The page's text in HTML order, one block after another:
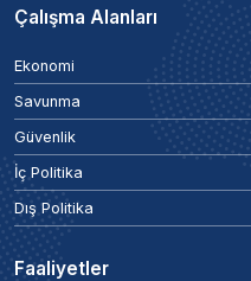
Çalışma Alanları
Ekonomi
Savunma
Güvenlik
İç Politika
Dış Politika
Faaliyetler